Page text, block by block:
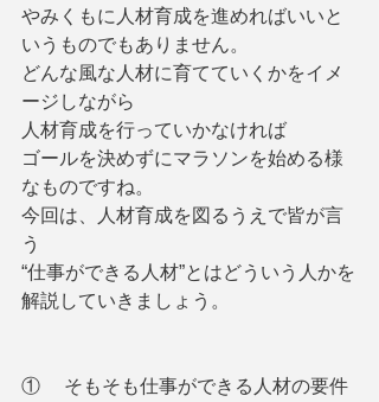
やみくもに人材育成を進めればいいと
いうものでもありません。
どんな風な人材に育てていくかをイメ
ージしながら
人材育成を行っていかなければ
ゴールを決めずにマラソンを始める様
なものですね。
今回は、人材育成を図るうえで皆が言
う
“仕事ができる人材”とはどういう人かを
解説していきましょう。
①     そもそも仕事ができる人材の要件